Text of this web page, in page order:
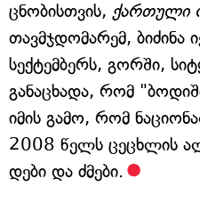
ცნობისთვის, ქართული
თავმჯდომარემ, ბიძინა
სექტემბერს, გორში,
განაცხადა, რომ
იმის გამო, რომ
2008 წელს ცეცხლის
დები და ძმები.